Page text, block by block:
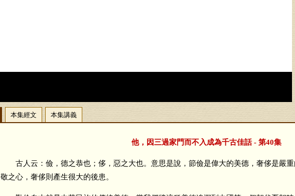
本集經文 本集講義
他，因三過家門而不入成為千古佳話 - 第40集
古人云：儉，德之恭也；侈，惡之大也。意思是說，節儉是偉大的美德，奢侈是嚴重
敬之心，奢侈則產生很大的後患。